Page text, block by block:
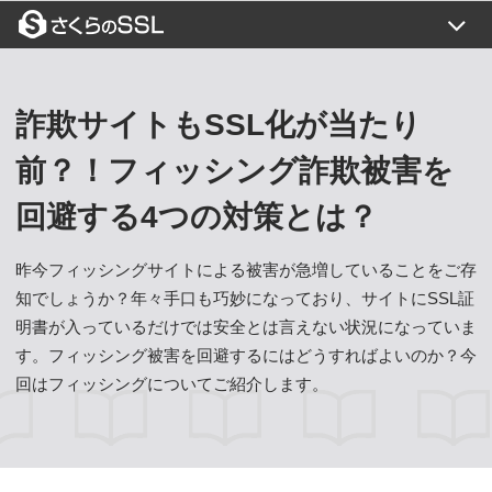
価格一覧
目的から選ぶ
SSLコラム
よくある質問
ご利用の流れ
ご利用の流れ
お支払い方法
新規お申込み
トップページ
詐欺サイトもSSL化が当たり
前？！フィッシング詐欺被害を
回避する4つの対策とは？
昨今フィッシングサイトによる被害が急増していることをご存
知でしょうか？年々手口も巧妙になっており、サイトにSSL証
明書が入っているだけでは安全とは言えない状況になっていま
す。フィッシング被害を回避するにはどうすればよいのか？今
回はフィッシングについてご紹介します。